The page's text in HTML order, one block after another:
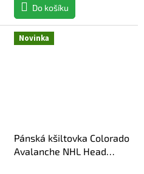
Do košíku
Novinka
Pánská kšiltovka Colorado
Avalanche NHL Head